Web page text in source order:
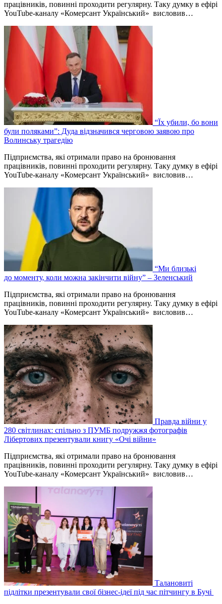
працівників, повинні проходити регулярну. Таку думку в ефірі
YouTube-каналу «Комерсант Український» висловив…
“Їх убили, бо вони
були поляками”: Дуда відзначився черговою заявою про
Волинську трагедію
Підприємства, які отримали право на бронювання
працівників, повинні проходити регулярну. Таку думку в ефірі
YouTube-каналу «Комерсант Український» висловив…
“Ми близькі
до моменту, коли можна закінчити війну” – Зеленський
Підприємства, які отримали право на бронювання
працівників, повинні проходити регулярну. Таку думку в ефірі
YouTube-каналу «Комерсант Український» висловив…
Правда війни у
280 світлинах: спільно з ПУМБ подружжя фотографів
Лібертових презентували книгу «Очі війни»
Підприємства, які отримали право на бронювання
працівників, повинні проходити регулярну. Таку думку в ефірі
YouTube-каналу «Комерсант Український» висловив…
Талановиті
підлітки презентували свої бізнес-ідеї під час пітчингу в Бучі